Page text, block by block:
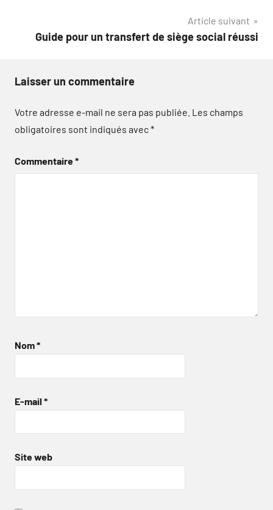
Article suivant
Guide pour un transfert de siège social réussi
Laisser un commentaire
Votre adresse e-mail ne sera pas publiée. Les champs
obligatoires sont indiqués avec*
Commentaire*
Nom*
E-mail *
Site web